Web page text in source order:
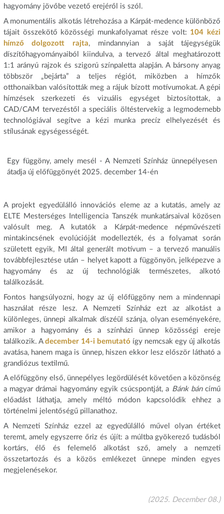
hagyomány jövőbe vezető erejéről is szól.
A monumentális alkotás létrehozása a Kárpát-medence különböző
tájait összekötő közösségi munkafolyamat része volt: 104 kézi
hímző dolgozott rajta, mindannyian a saját tájegységük
díszítőhagyományaiból kiindulva, a tervező által meghatározott
1:1 arányú rajzok és szigorú színpaletta alapján. A bársony anyag
többször „bejárta” a teljes régiót, miközben a hímzők
otthonaikban valósították meg a rájuk bízott motívumokat. A gépi
hímzések szerkezeti és vizuális egységet biztosítottak, a
CAD/CAM tervezéstől a speciális öltéstervekig a legmodernebb
technológiával segítve a kézi munka precíz elhelyezését és
stílusának egységességét.
A projekt egyedülálló innovációs eleme az a kutatás, amely az
ELTE Mesterséges Intelligencia Tanszék munkatársaival közösen
valósult meg. A kutatók a Kárpát-medence népművészeti
mintakincsének evolúcióját modellezték, és a folyamat során
született egyik, MI által generált motívum – a tervező manuális
továbbfejlesztése után – helyet kapott a függönyön, jelképezve a
hagyomány és az új technológiák természetes, alkotó
találkozását.
Fontos hangsúlyozni, hogy az új előfüggöny nem a mindennapi
használat része lesz. A Nemzeti Színház ezt az alkotást a
különleges, ünnepi alkalmak díszéül szánja, olyan eseményekére,
amikor a hagyomány és a színházi ünnep közösségi ereje
találkozik. A december 14-i bemutató így nemcsak egy új alkotás
avatása, hanem maga is ünnep, hiszen ekkor lesz először látható a
grandiózus textilmű.
A előfüggöny első, ünnepélyes legördülését követően a közönség
a magyar drámai hagyomány egyik csúcspontját, a Bánk báncímű
előadást láthatja, amely méltó módon kapcsolódik ehhez a
történelmi jelentőségű pillanathoz.
A Nemzeti Színház ezzel az egyedülálló művel olyan értéket
teremt, amely egyszerre őriz és újít: a múltba gyökerező tudásból
kortárs, élő és felemelő alkotást sző, amely a nemzeti
összetartozás és a közös emlékezet ünnepe minden egyes
megjelenésekor.
(2025. December 08.)